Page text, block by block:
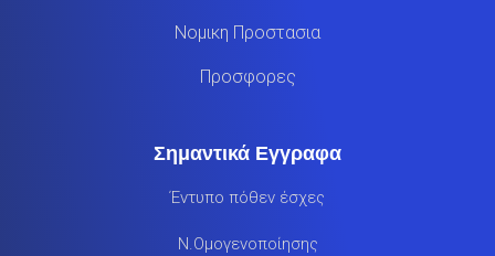
Νομικη Προστασια
Προσφορες
Σημαντικά Εγγραφα
Έντυπο πόθεν έσχες
Ν.Ομογενοποίησης